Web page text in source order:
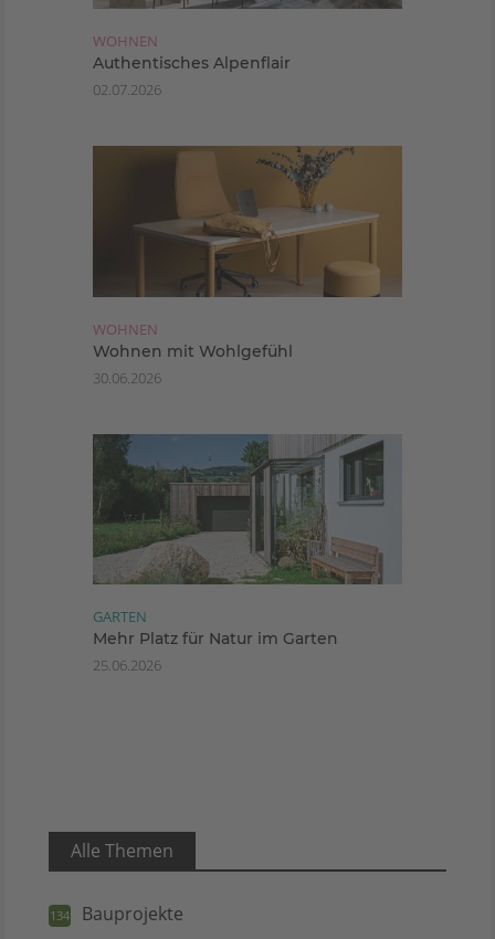
WOHNEN
Authentisches Alpenflair
02.07.2026
WOHNEN
Wohnen mit Wohlgefühl
30.06.2026
GARTEN
Mehr Platz für Natur im Garten
25.06.2026
Alle Themen
134 Bauprojekte